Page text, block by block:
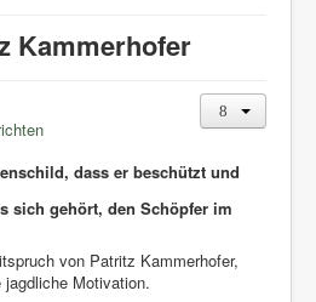
Kammerhofer
dass er beschützt und
sich gehört, den Schöpfer im
von Patritz Kammerhofer,
Motivation.